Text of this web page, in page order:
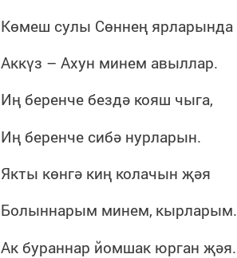
Көмеш сулы Сөннең ярларында
Аккүз – Ахун минем авыллар.
Иң беренче бездә кояш чыга,
Иң беренче сибә нурларын.
Якты көнгә киң колачын җәя
Болыннарым минем, кырларым.
Ак бураннар йомшак юрган җәя.